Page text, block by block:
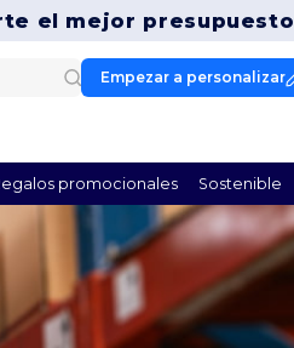
el mejor presupuesto
Empezar a personalizar
promocionales Sostenible